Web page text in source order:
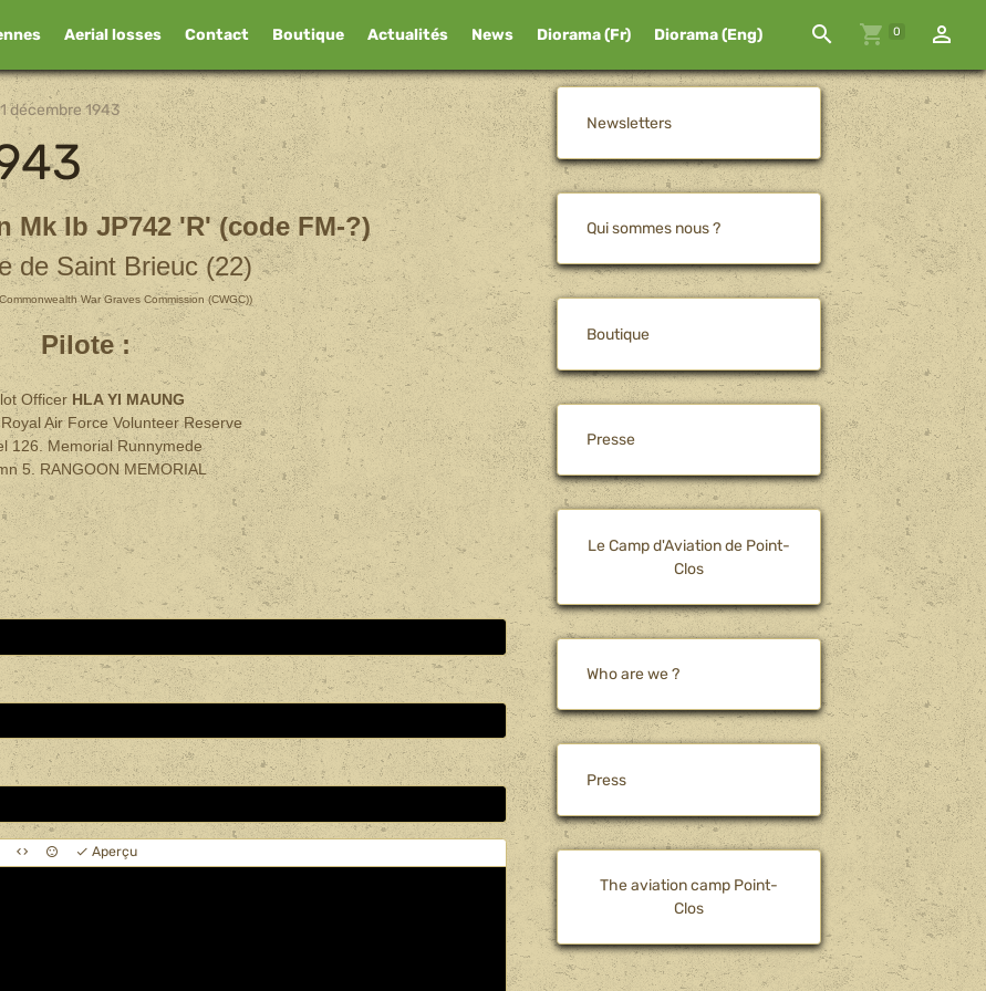
Aerial losses Contact Boutique Actualités News Diorama (Fr) Diorama (Eng) 0
décembre 1943
Mk Ib JP742 'R' (code FM-?)
de Saint Brieuc (22)
Commonwealth War Graves Commission (CWGC))
Pilote :
Officer HLA YI MAUNG
Air Force Volunteer Reserve
126. Memorial Runnymede
5. RANGOON MEMORIAL
Aperçu
Newsletters
Qui sommes nous ?
Boutique
Presse
Le Camp d'Aviation de Point-
Clos
Who are we ?
Press
The aviation camp Point-
Clos